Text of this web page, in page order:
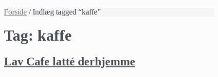
Forside / Indlæg tagged “kaffe”
Tag: kaffe
Lav Cafe latté derhjemme